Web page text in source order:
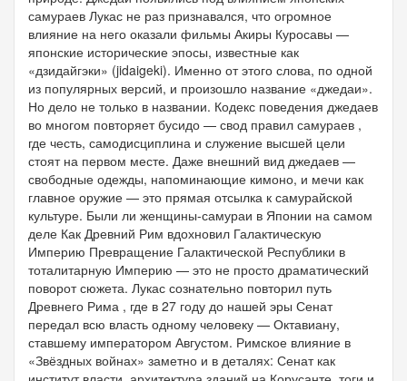
самураев Лукас не раз признавался, что огромное
влияние на него оказали фильмы Акиры Куросавы —
японские исторические эпосы, известные как
«дзидайгэки» (jidaigeki). Именно от этого слова, по одной
из популярных версий, и произошло название «джедаи».
Но дело не только в названии. Кодекс поведения джедаев
во многом повторяет бусидо — свод правил самураев ,
где честь, самодисциплина и служение высшей цели
стоят на первом месте. Даже внешний вид джедаев —
свободные одежды, напоминающие кимоно, и мечи как
главное оружие — это прямая отсылка к самурайской
культуре. Были ли женщины-самураи в Японии на самом
деле Как Древний Рим вдохновил Галактическую
Империю Превращение Галактической Республики в
тоталитарную Империю — это не просто драматический
поворот сюжета. Лукас сознательно повторил путь
Древнего Рима , где в 27 году до нашей эры Сенат
передал всю власть одному человеку — Октавиану,
ставшему императором Августом. Римское влияние в
«Звёздных войнах» заметно и в деталях: Сенат как